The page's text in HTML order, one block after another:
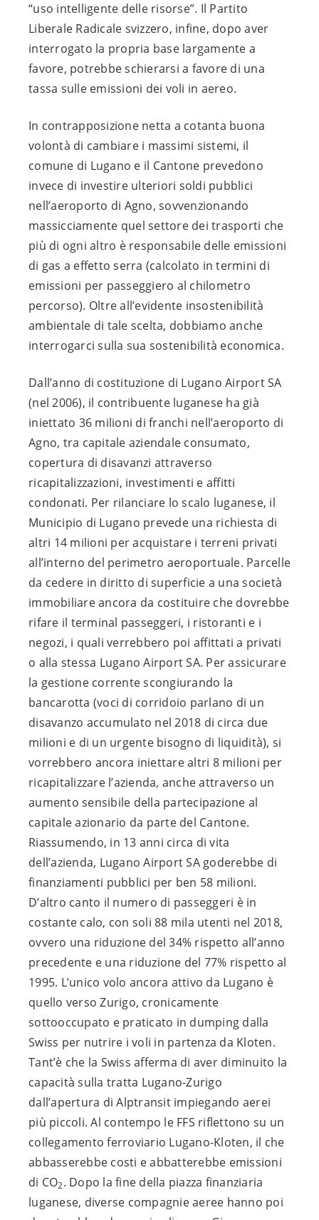
“uso intelligente delle risorse”. Il Partito
Liberale Radicale svizzero, infine, dopo aver
interrogato la propria base largamente a
favore, potrebbe schierarsi a favore di una
tassa sulle emissioni dei voli in aereo.
In contrapposizione netta a cotanta buona
volontà di cambiare i massimi sistemi, il
comune di Lugano e il Cantone prevedono
invece di investire ulteriori soldi pubblici
nell’aeroporto di Agno, sovvenzionando
massicciamente quel settore dei trasporti che
più di ogni altro è responsabile delle emissioni
di gas a effetto serra (calcolato in termini di
emissioni per passeggiero al chilometro
percorso). Oltre all’evidente insostenibilità
ambientale di tale scelta, dobbiamo anche
interrogarci sulla sua sostenibilità economica.
Dall’anno di costituzione di Lugano Airport SA
(nel 2006), il contribuente luganese ha già
iniettato 36 milioni di franchi nell’aeroporto di
Agno, tra capitale aziendale consumato,
copertura di disavanzi attraverso
ricapitalizzazioni, investimenti e affitti
condonati. Per rilanciare lo scalo luganese, il
Municipio di Lugano prevede una richiesta di
altri 14 milioni per acquistare i terreni privati
all’interno del perimetro aeroportuale. Parcelle
da cedere in diritto di superficie a una società
immobiliare ancora da costituire che dovrebbe
rifare il terminal passeggeri, i ristoranti e i
negozi, i quali verrebbero poi affittati a privati
o alla stessa Lugano Airport SA. Per assicurare
la gestione corrente scongiurando la
bancarotta (voci di corridoio parlano di un
disavanzo accumulato nel 2018 di circa due
milioni e di un urgente bisogno di liquidità), si
vorrebbero ancora iniettare altri 8 milioni per
ricapitalizzare l’azienda, anche attraverso un
aumento sensibile della partecipazione al
capitale azionario da parte del Cantone.
Riassumendo, in 13 anni circa di vita
dell’azienda, Lugano Airport SA goderebbe di
finanziamenti pubblici per ben 58 milioni.
D’altro canto il numero di passeggeri è in
costante calo, con soli 88 mila utenti nel 2018,
ovvero una riduzione del 34% rispetto all’anno
precedente e una riduzione del 77% rispetto al
1995. L’unico volo ancora attivo da Lugano è
quello verso Zurigo, cronicamente
sottooccupato e praticato in dumping dalla
Swiss per nutrire i voli in partenza da Kloten.
Tant’è che la Swiss afferma di aver diminuito la
capacità sulla tratta Lugano-Zurigo
dall’apertura di Alptransit impiegando aerei
più piccoli. Al contempo le FFS riflettono su un
collegamento ferroviario Lugano-Kloten, il che
abbasserebbe costi e abbatterebbe emissioni
di CO2. Dopo la fine della piazza finanziaria
luganese, diverse compagnie aeree hanno poi